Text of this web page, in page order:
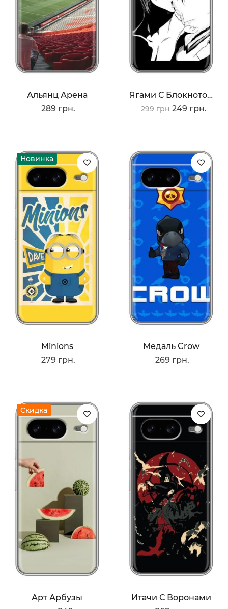
Альянц Арена
289 грн.
Ягами С Блокнотом
299 грн 249 грн.
Новинка
Minions
279 грн.
Медаль Crow
269 грн.
Скидка
Арт Арбузы
Итачи С Воронами